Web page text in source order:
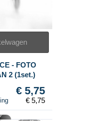
- FOTO
2 (1set.)
€ 5,75
€ 5,75